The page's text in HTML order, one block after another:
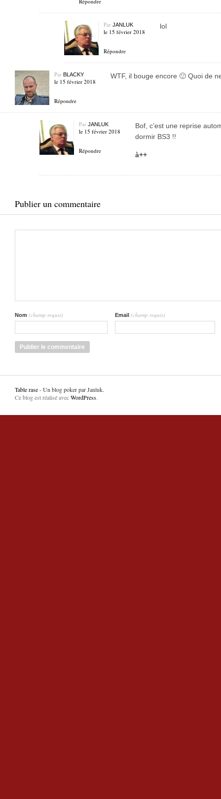
Par JANLUK
le 15 février 2018
Répondre
lol
Par BLACKY
le 15 février 2018
Répondre
WTF, il bouge encore 🙂 Quoi de
Par JANLUK
le 15 février 2018
Répondre
Bof, c’est une reprise
dormir BS3 !!
à++
Publier un commentaire
Nom (champ requis) Email (champ requis)
Table rase- Un blog poker par Janluk.
Ce blog est réalisé avecWordPress.